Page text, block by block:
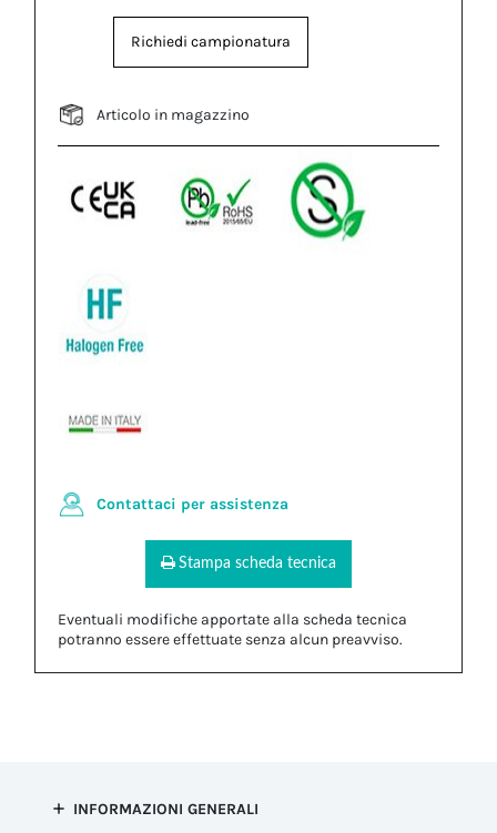
Richiedi campionatura
Articolo in magazzino
Contattaci per assistenza
Stampa scheda tecnica
Eventuali modifiche apportate alla scheda tecnica
potranno essere effettuate senza alcun preavviso.
INFORMAZIONI GENERALI